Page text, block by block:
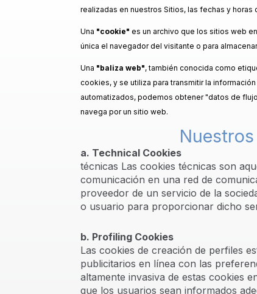
realizadas en nuestros Sitios, las fechas y
Una "cookie" es un archivo que los sitios web
única el navegador del visitante o para
Una "baliza web", también conocida como
cookies, y se utiliza para transmitir la
automatizados, podemos obtener "datos de
navega por un sitio web.
a. Technical Cookies
técnicas Las cookies técnicas son
comunicación en una red de
proveedor de un servicio de la
o usuario para proporcionar dicho
b. Profiling Cookies
Las cookies de creación de perfiles
publicitarios en línea con las
altamente invasiva de estas cookies
que los usuarios sean informados